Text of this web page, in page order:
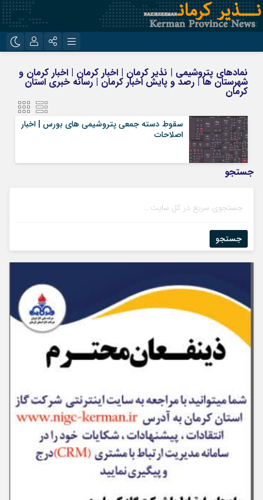
روبیکا
ایتا
مرا به خاطر بسپار
نمادهای پتروشیمی | نذیر کرمان | اخبار کرمان | اخبار کرمان و
شهرستان ها | رصد و پایش اخبار کرمان | رسانه خبری استان
کرمان
سقوط دسته جمعی پتروشیمی‌ های بورس | اخبار
اصلاحات
جستجو
جستجو